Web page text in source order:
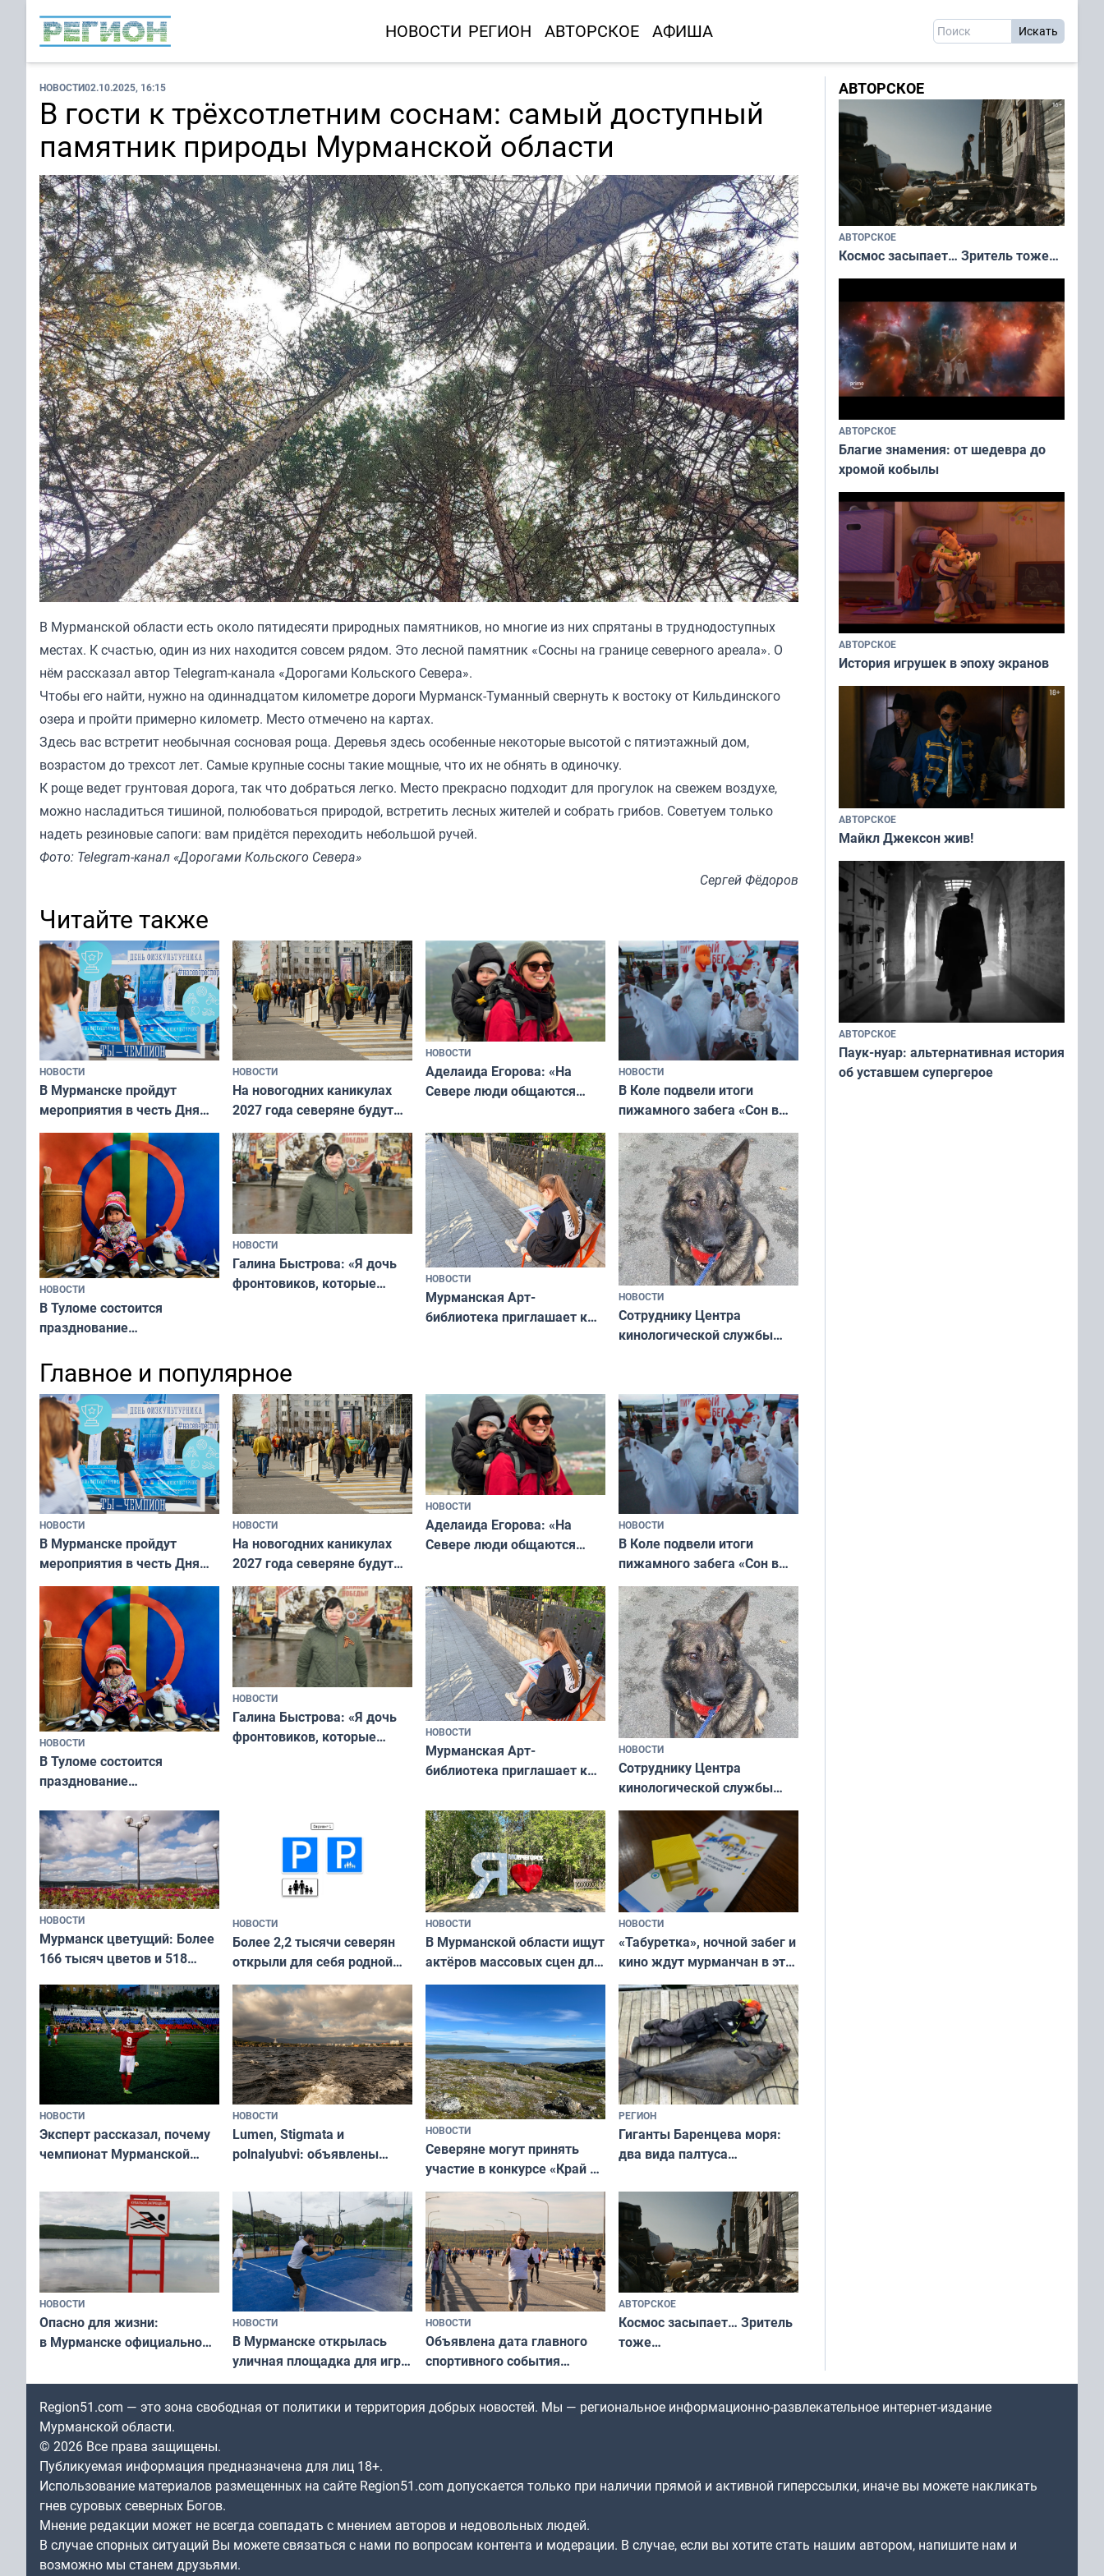
НОВОСТИ РЕГИОН АВТОРСКОЕ АФИША
НОВОСТИ02.10.2025, 16:15
В гости к трёхсотлетним соснам: самый доступный
памятник природы Мурманской области
В Мурманской области есть около пятидесяти природных памятников, но многие из них спрятаны в труднодоступных
местах. К счастью, один из них находится совсем рядом. Это лесной памятник «Сосны на границе северного ареала». О
нём рассказал автор Telegram-канала «Дорогами Кольского Севера».
Чтобы его найти, нужно на одиннадцатом километре дороги Мурманск-Туманный свернуть к востоку от Кильдинского
озера и пройти примерно километр. Место отмечено на картах.
Здесь вас встретит необычная сосновая роща. Деревья здесь особенные некоторые высотой с пятиэтажный дом,
возрастом до трехсот лет. Самые крупные сосны такие мощные, что их не обнять в одиночку.
К роще ведет грунтовая дорога, так что добраться легко. Место прекрасно подходит для прогулок на свежем воздухе,
можно насладиться тишиной, полюбоваться природой, встретить лесных жителей и собрать грибов. Советуем только
надеть резиновые сапоги: вам придётся переходить небольшой ручей.
Фото: Telegram-канал «Дорогами Кольского Севера»
Сергей Фёдоров
Читайте также
НОВОСТИ
В Мурманске пройдут
мероприятия в честь Дня
физкультурника
НОВОСТИ
На новогодних каникулах
2027 года северяне будут
отдыхать 11 дней
НОВОСТИ
Аделаида Егорова: «На
Севере люди общаются
а потому что
ты им интересен»
НОВОСТИ
В Коле подвели итоги
пижамного забега «Сон в
Олимпийскую ночь»
НОВОСТИ
В Туломе состоится
празднование
коренных народов мира
НОВОСТИ
Галина Быстрова: «Я дочь
фронтовиков, которые
НОВОСТИ
Мурманская Арт-
библиотека приглашает к
НОВОСТИ
Сотруднику Центра
кинологической службы
Главное и популярное
НОВОСТИ
В Мурманске пройдут
мероприятия в честь Дня
физкультурника
НОВОСТИ
На новогодних каникулах
2027 года северяне будут
отдыхать 11 дней
НОВОСТИ
Аделаида Егорова: «На
Севере люди общаются
а потому что
ты им интересен»
НОВОСТИ
В Коле подвели итоги
пижамного забега «Сон в
Олимпийскую ночь»
НОВОСТИ
В Туломе состоится
празднование
коренных народов мира
НОВОСТИ
Галина Быстрова: «Я дочь
фронтовиков, которые
НОВОСТИ
Мурманская Арт-
библиотека приглашает к
и фотографов
НОВОСТИ
Сотруднику Центра
кинологической службы
ищут новый дом
НОВОСТИ
Мурманск цветущий: Более
166 тысяч цветов и 518
НОВОСТИ
Более 2,2 тысячи северян
открыли для себя родной
край в рамках проекта
«Туризм для своих»
НОВОСТИ
В Мурманской области ищут
актёров массовых сцен для
съёмок в
короткометражном фильме
НОВОСТИ
«Табуретка», ночной забег и
кино ждут мурманчан в эти
выходные
НОВОСТИ
Эксперт рассказал, почему
чемпионат Мурманской
незамеченным
НОВОСТИ
Lumen, Stigmata и
polnalyubvi: объявлены
«Имандра» в 2026 года
НОВОСТИ
Северяне могут принять
участие в конкурсе «Край у
северной границы: фотогид
по Печенгскому округу»
РЕГИОН
Гиганты Баренцева моря:
два вида палтуса
НОВОСТИ
Опасно для жизни:
в Мурманске официально
в городских водоёмах
НОВОСТИ
В Мурманске открылась
уличная площадка для игры
в падел
НОВОСТИ
Объявлена дата главного
спортивного события
Заполярья: как зарождался
фестиваль «Гольфстрим»
АВТОРСКОЕ
Космос засыпает… Зритель
тоже…
АВТОРСКОЕ
АВТОРСКОЕ
Космос засыпает… Зритель тоже…
АВТОРСКОЕ
Благие знамения: от шедевра до
хромой кобылы
АВТОРСКОЕ
История игрушек в эпоху экранов
АВТОРСКОЕ
Майкл Джексон жив!
АВТОРСКОЕ
Паук-нуар: альтернативная история
об уставшем супергерое
Region51.com — это зона свободная от политики и территория добрых новостей. Мы — региональное информационно-развлекательное интернет-издание
Мурманской области.
© 2026 Все права защищены.
Публикуемая информация предназначена для лиц 18+.
Использование материалов размещенных на сайте Region51.com допускается только при наличии прямой и активной гиперссылки, иначе вы можете накликать
гнев суровых северных Богов.
Мнение редакции может не всегда совпадать с мнением авторов и недовольных людей.
В случае спорных ситуаций Вы можете связаться с нами по вопросам контента и модерации. В случае, если вы хотите стать нашим автором, напишите нам и
возможно мы станем друзьями.